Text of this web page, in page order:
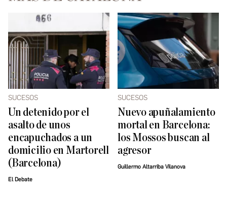
SUCESOS
Un detenido por el
asalto de unos
encapuchados a un
domicilio en Martorell
(Barcelona)
El Debate
SUCESOS
Nuevo apuñalamiento
mortal en Barcelona:
los Mossos buscan al
agresor
Guillermo Altarriba Vilanova